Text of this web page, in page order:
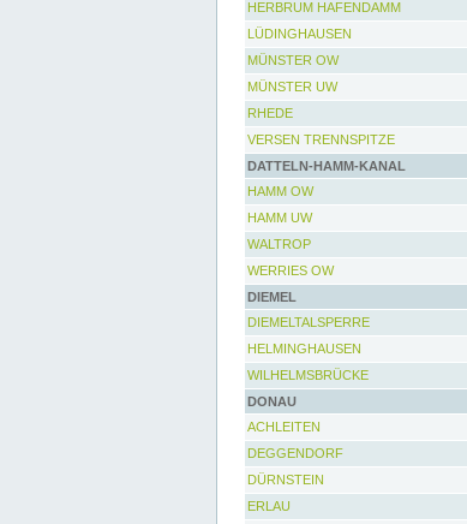
HERBRUM HAFENDAMM
LÜDINGHAUSEN
MÜNSTER OW
MÜNSTER UW
RHEDE
VERSEN TRENNSPITZE
DATTELN-HAMM-KANAL
HAMM OW
HAMM UW
WALTROP
WERRIES OW
DIEMEL
DIEMELTALSPERRE
HELMINGHAUSEN
WILHELMSBRÜCKE
DONAU
ACHLEITEN
DEGGENDORF
DÜRNSTEIN
ERLAU